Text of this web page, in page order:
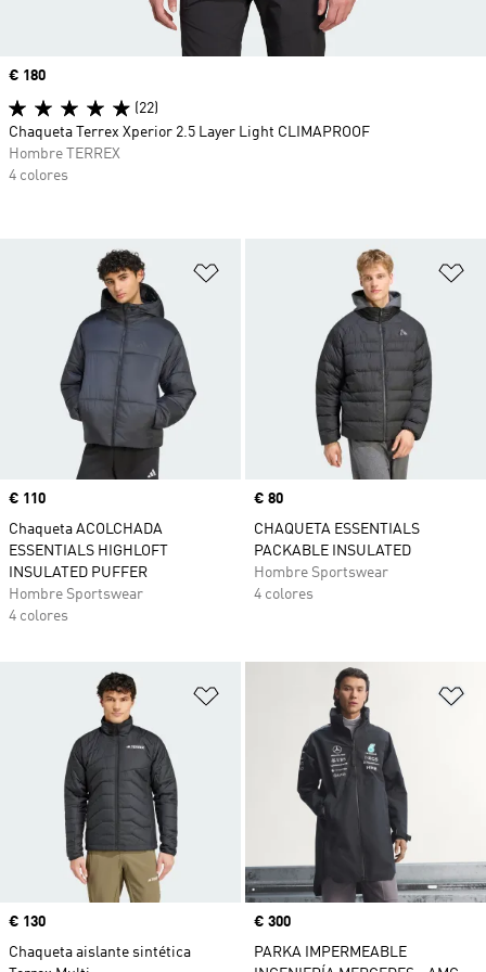
Añadir a la lista de deseos
Precio
€ 110
Chaqueta ACOLCHADA
ESSENTIALS HIGHLOFT
INSULATED PUFFER
Hombre Sportswear
4 colores
Precio
€ 80
CHAQUETA ESSENTIALS
PACKABLE INSULATED
Hombre Sportswear
4 colores
Añadir a la lista de deseos
Precio
€ 130
Chaqueta aislante sintética
Precio
€ 300
PARKA IMPERMEABLE
Precio
€ 180
(22)
Chaqueta Terrex Xperior 2.5 Layer Light CLIMAPROOF
Hombre TERREX
4 colores